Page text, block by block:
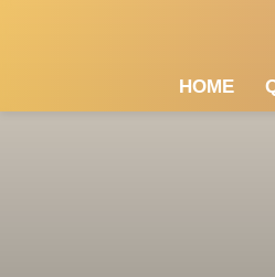
HOME